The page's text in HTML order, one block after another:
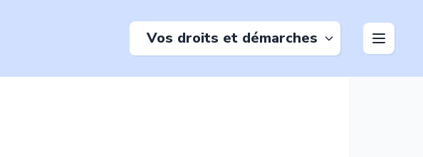
Vos droits et démarches